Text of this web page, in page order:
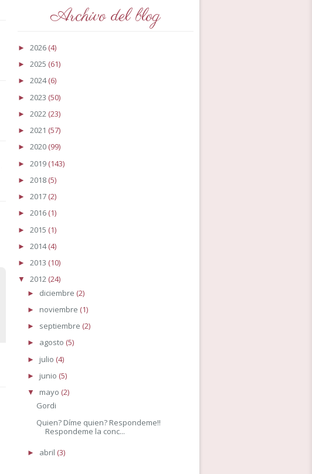
Archivo del blog
► 2026 (4)
► 2025 (61)
► 2024(6)
► 2023 (50)
► 2022 (23)
► 2021 (57)
► 2020 (99)
► 2019 (143)
► 2018 (5)
► 2017 (2)
► 2016 (1)
► 2015 (1)
► 2014(4)
► 2013 (10)
▼ 2012 (24)
► diciembre (2)
► noviembre (1)
► septiembre (2)
► agosto (5)
► julio (4)
► junio (5)
▼ mayo (2)
Gordi
Quien? Díme quien? Respondeme!!
Respondeme la conc...
► abril (3)